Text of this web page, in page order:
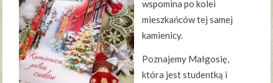
wspomina po kolei
mieszkańców tej samej
kamienicy.
Poznajemy Małgosię,
która jest studentką i